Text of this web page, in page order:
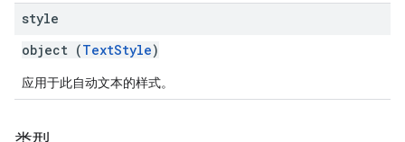
style
object (TextStyle)
应用于此自动文本的样式。